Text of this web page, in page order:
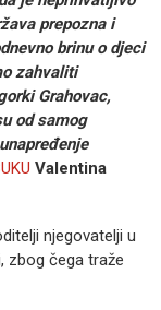
prepozna i
brinu o djeci
zahvaliti
Grahovac,
od samog
Valentina
njegovatelji u
zbog čega traže